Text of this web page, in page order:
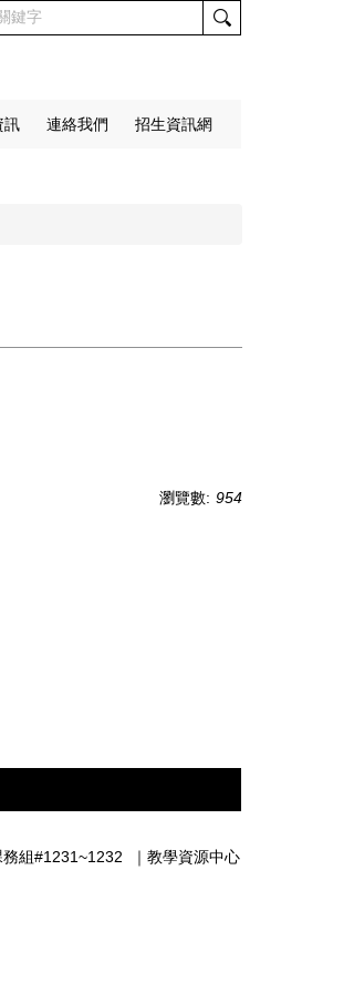
訊 連絡我們 招生資訊網
瀏覽數: 954
務組#1231~1232 ｜教學資源中心